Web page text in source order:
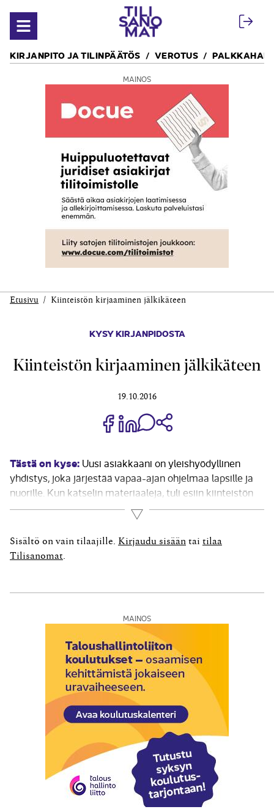
Avaa valikko
KIRJANPITO JA TILINPÄÄTÖS VEROTUS
MAINOS
Etusivu Kiinteistön kirjaaminen jälkikäteen
KYSY KIRJANPIDOSTA
Kiinteistön kirjaaminen jälkikäteen
19.10.2016
Jaa Share on Facebook
Jaa Share on LinkedIn
Jaa WhatsApp-viestinä
Tästä on kyse: Uusi asiakkaani on yleishyödyllinen
yhdistys, joka järjestää ­vapaa-ajan ohjelmaa lapsille ja
nuorille. Kun katselin ­materiaaleja, tuli esiin kiinteistön
vakuutusmaksu. Taseessa ei ole kiinteistöä. Se on
kuulemma aikanaan 1950-luvulla saatu lahjoituksena,
eikä siksi ole taseessa. Miten korjaan asian? Kiinteistön
arvo, jaettuna...
Lue lisää
Sisältö on vain tilaajille. Kirjaudu sisään tai tilaa
Tilisanomat
MAINOS